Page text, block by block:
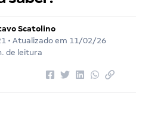
Scatolino
• Atualizado em 11/02/26
de leitura